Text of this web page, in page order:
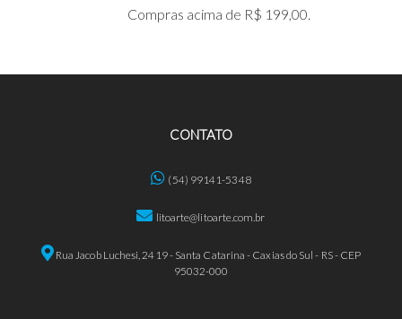
Compras acima de R$ 199,00.
CONTATO
(54) 99141-5348
litoarte@litoarte.com.br
Rua Jacob Luchesi, 2419 - Santa Catarina - Caxias do Sul - RS - CEP
95032-000